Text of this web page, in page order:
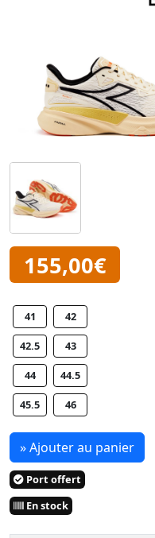
155,00€
41 42
42.5 43
44 44.5
45.5 46
» Ajouter au panier
Port offert
En stock